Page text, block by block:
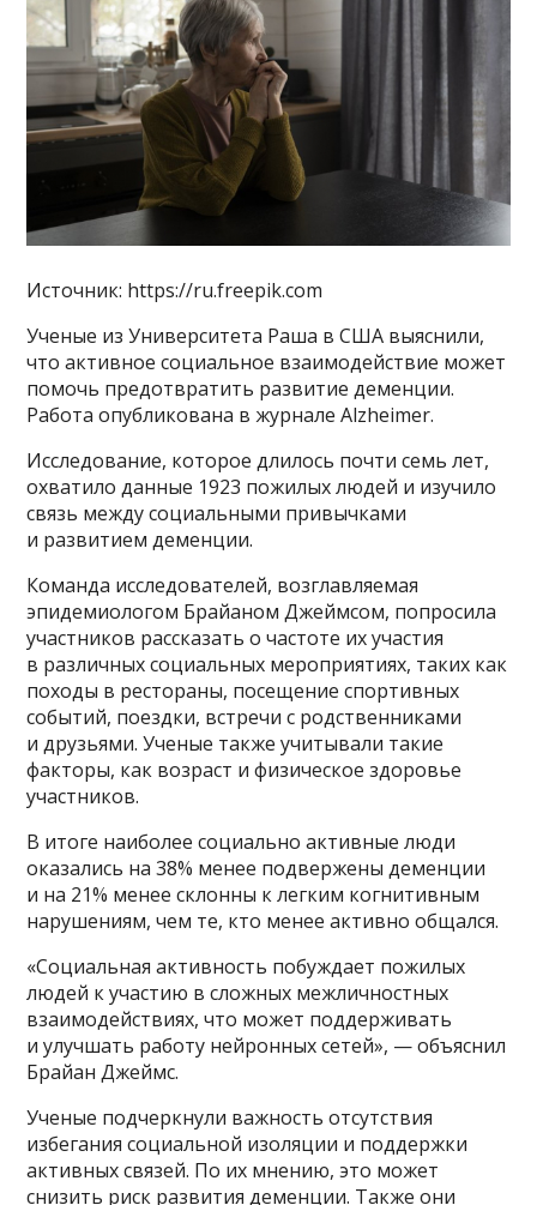
Источник: https://ru.freepik.com
Ученые из Университета Раша в США выяснили,
что активное социальное взаимодействие может
помочь предотвратить развитие деменции.
Работа опубликована в журнале Alzheimer.
Исследование, которое длилось почти семь лет,
охватило данные 1923 пожилых людей и изучило
связь между социальными привычками
и развитием деменции.
Команда исследователей, возглавляемая
эпидемиологом Брайаном Джеймсом, попросила
участников рассказать о частоте их участия
в различных социальных мероприятиях, таких как
походы в рестораны, посещение спортивных
событий, поездки, встречи с родственниками
и друзьями. Ученые также учитывали такие
факторы, как возраст и физическое здоровье
участников.
В итоге наиболее социально активные люди
оказались на 38% менее подвержены деменции
и на 21% менее склонны к легким когнитивным
нарушениям, чем те, кто менее активно общался.
«Социальная активность побуждает пожилых
людей к участию в сложных межличностных
взаимодействиях, что может поддерживать
и улучшать работу нейронных сетей», — объяснил
Брайан Джеймс.
Ученые подчеркнули важность отсутствия
избегания социальной изоляции и поддержки
активных связей. По их мнению, это может
снизить риск развития деменции. Также они